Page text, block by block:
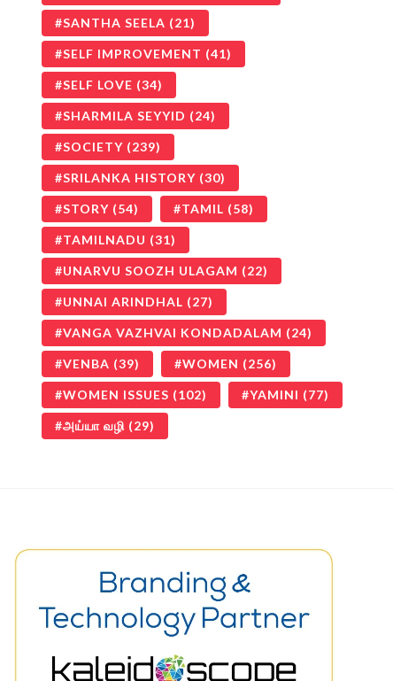
SANTHA SEELA (21)
SELF IMPROVEMENT (41)
SELF LOVE (34)
SHARMILA SEYYID (24)
SOCIETY (239)
SRILANKA HISTORY (30)
STORY (54) TAMIL (58)
TAMILNADU (31)
UNARVU SOOZH ULAGAM (22)
UNNAI ARINDHAL (27)
VANGA VAZHVAI KONDADALAM (24)
VENBA (39) WOMEN (256)
WOMEN ISSUES (102) YAMINI (77)
அய்யா வழி (29)